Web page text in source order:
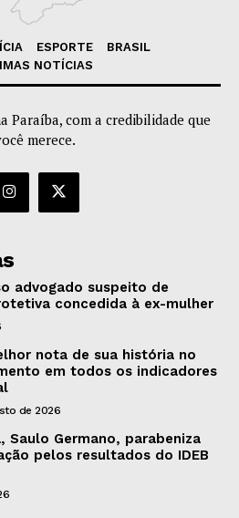
ESPORTE
BRASIL
NOTÍCIAS
Paraíba, com a credibilidade que
merece.
advogado suspeito de
concedida à ex-mulher
nota de sua história no
em todos os indicadores
de 2026
Saulo Germano, parabeniza
pelos resultados do IDEB